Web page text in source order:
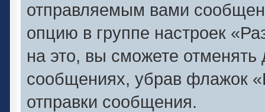
отправляемым вами
опцию в группе настроек
на это, вы сможете
сообщениях, убрав флажок
отправки сообщения.